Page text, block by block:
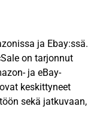
ja Ebay:ssä.
on tarjonnut
ja eBay-
keskittyneet
sekä jatkuvaan,